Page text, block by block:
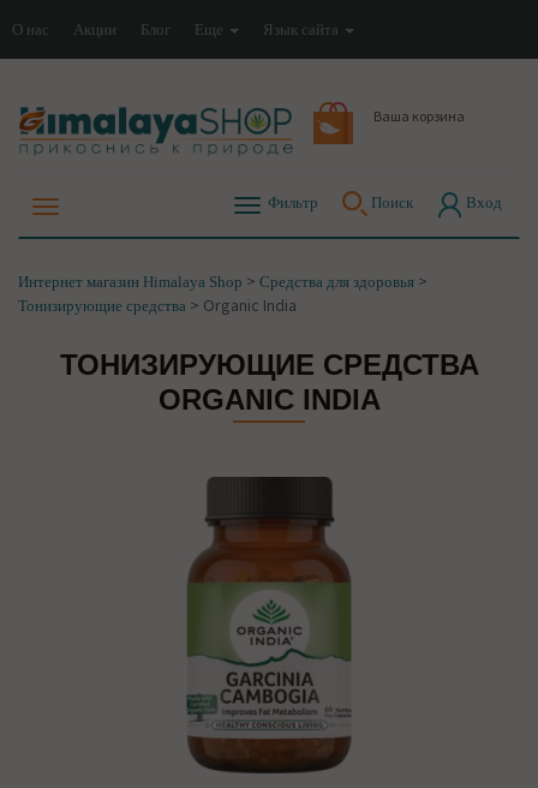
О нас Акции Блог Еще Язык сайта
Ваша корзина
Фильтр Поиск Вход
Интернет магазин Himalaya Shop > Средства для здоровья >
Тонизирующие средства > Organic India
ТОНИЗИРУЮЩИЕ СРЕДСТВА
ORGANIC INDIA